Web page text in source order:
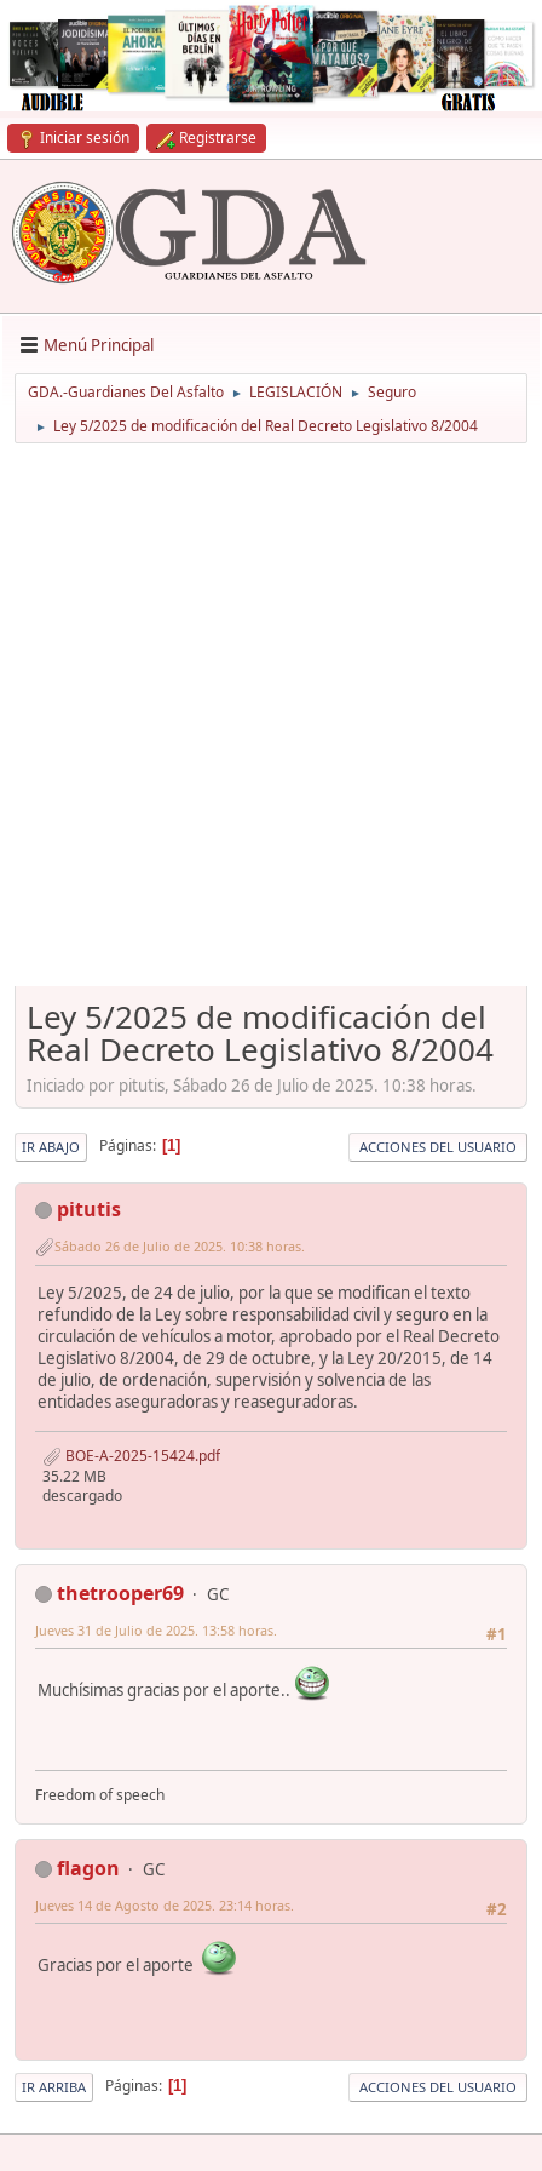
Iniciar sesión Registrarse
Menú Principal
GDA.-Guardianes Del Asfalto ► LEGISLACIÓN ► Seguro
► Ley 5/2025 de modificación del Real Decreto Legislativo 8/2004
Ley 5/2025 de modificación del
Real Decreto Legislativo 8/2004
Iniciado por pitutis, Sábado 26 de Julio de 2025. 10:38 horas.
IR ABAJO Páginas 1 ACCIONES DEL USUARIO
pitutis
Sábado 26 de Julio de 2025. 10:38 horas.
Ley 5/2025, de 24 de julio, por la que se modifican el texto
refundido de la Ley sobre responsabilidad civil y seguro en la
circulación de vehículos a motor, aprobado por el Real Decreto
Legislativo 8/2004, de 29 de octubre, y la Ley 20/2015, de 14
de julio, de ordenación, supervisión y solvencia de las
entidades aseguradoras y reaseguradoras.
BOE-A-2025-15424.pdf
35.22 MB
descargado
thetrooper69
GC
#1
Jueves 31 de Julio de 2025. 13:58 horas.
Muchísimas gracias por el aporte..
Freedom of speech
flagon
GC
#2
Jueves 14 de Agosto de 2025. 23:14 horas.
Gracias por el aporte
IR ARRIBA Páginas 1 ACCIONES DEL USUARIO